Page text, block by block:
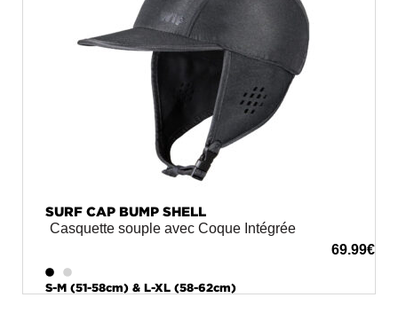
SURF CAP BUMP SHELL
Casquette souple avec Coque Intégrée
69.99€
S-M (51-58cm) & L-XL (58-62cm)